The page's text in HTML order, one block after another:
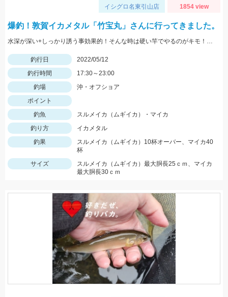
イシグロ名東引山店 1854 view
爆釣！敦賀イカメタル「竹宝丸」さんに行ってきました。
水深が深い+しっかり誘う事効果的！そんな時は硬い竿でやるのがキモ！スッテなどはベーシックなカラーでＯＫ！まだ肌寒いので気を付けてくださいね♪
釣行日
2022/05/12
釣行時間
17:30～23:00
釣場
沖・オフショア
ポイント
釣魚
スルメイカ（ムギイカ）・マイカ
釣り方
イカメタル
釣果
スルメイカ（ムギイカ）10杯オーバー、マイカ40
杯
サイズ
スルメイカ（ムギイカ）最大胴長25ｃｍ、マイカ
最大胴長30ｃｍ